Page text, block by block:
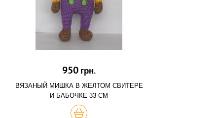
950 грн.
ВЯЗАНЫЙ МИШКА В ЖЕЛТОМ СВИТЕРЕ
И БАБОЧКЕ 33 СМ
КУПИТЬ